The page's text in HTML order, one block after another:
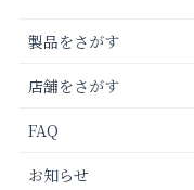
製品をさがす
店舗をさがす
FAQ
お知らせ